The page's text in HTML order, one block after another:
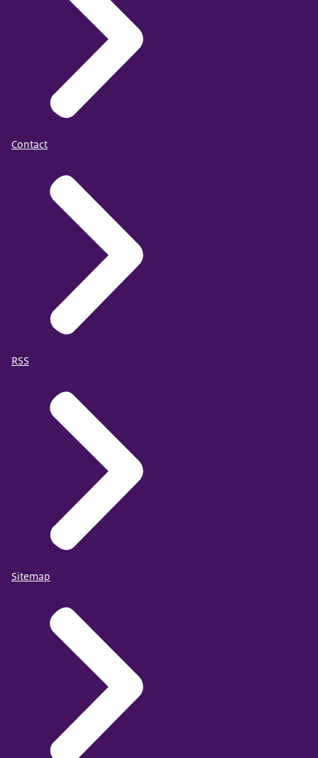
Contact
RSS
Sitemap